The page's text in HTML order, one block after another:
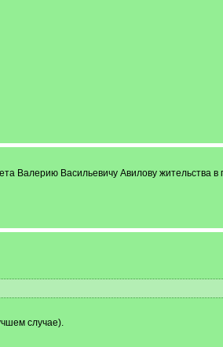
Валерию Васильевичу Авилову жительства в
случае).